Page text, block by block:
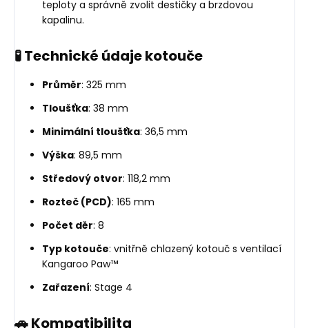
teploty a správně zvolit destičky a brzdovou
kapalinu.
🧪 Technické údaje kotouče
Průměr: 325 mm
Tloušťka: 38 mm
Minimální tloušťka: 36,5 mm
Výška: 89,5 mm
Středový otvor: 118,2 mm
Rozteč (PCD): 165 mm
Počet děr: 8
Typ kotouče: vnitřně chlazený kotouč s ventilací
Kangaroo Paw™
Zařazení: Stage 4
🚗 Kompatibilita